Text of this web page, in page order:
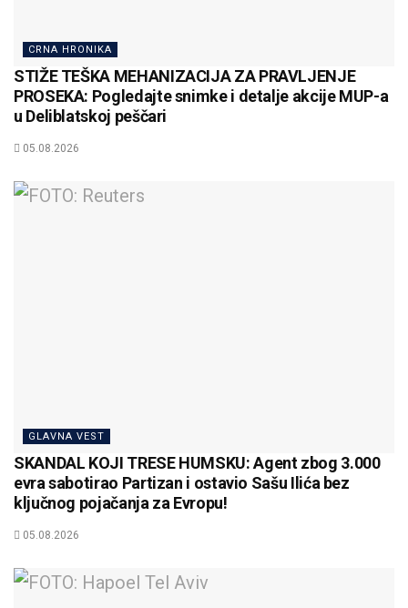
CRNA HRONIKA
STIŽE TEŠKA MEHANIZACIJA ZA PRAVLJENJE
PROSEKA: Pogledajte snimke i detalje akcije MUP-a
u Deliblatskoj peščari
05.08.2026
GLAVNA VEST
SKANDAL KOJI TRESE HUMSKU: Agent zbog 3.000
evra sabotirao Partizan i ostavio Sašu Ilića bez
ključnog pojačanja za Evropu!
05.08.2026